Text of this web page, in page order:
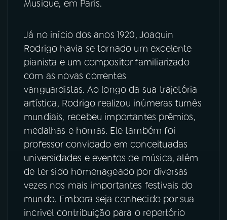
Musique, em Paris.
Já no início dos anos 1920, Joaquin
Rodrigo havia se tornado um excelente
pianista e um compositor familiarizado
com as novas correntes
vanguardistas. Ao longo da sua trajetória
artística, Rodrigo realizou inúmeras turnês
mundiais, recebeu importantes prêmios,
medalhas e honras. Ele também foi
professor convidado em conceituadas
universidades e eventos de música, além
de ter sido homenageado por diversas
vezes nos mais importantes festivais do
mundo. Embora seja conhecido por sua
incrível contribuição para o repertório